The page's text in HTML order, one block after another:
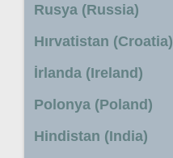
Rusya (Russia)
Hırvatistan (Croatia)
İrlanda (Ireland)
Polonya (Poland)
Hindistan (India)